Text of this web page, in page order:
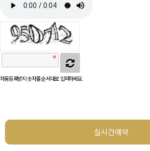
자동등록방지 숫자를 순서대로 입력하세요.
실시간예약